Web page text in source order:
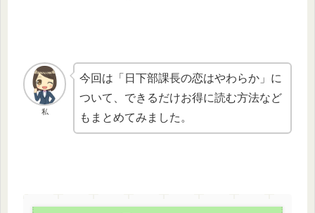
私
今回は「日下部課長の恋はやわらか」に
ついて、できるだけお得に読む方法など
もまとめてみました。